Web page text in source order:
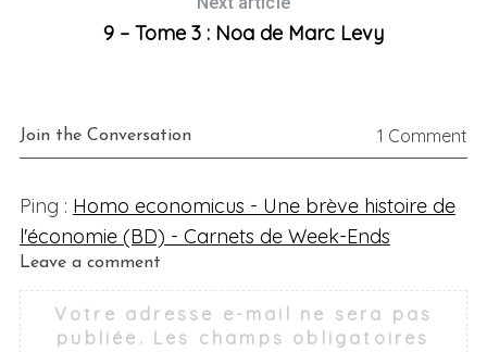
9 – Tome 3 : Noa de Marc Levy
Join the Conversation 1 Comment
Ping : Homo economicus - Une brève histoire de
l'économie (BD) - Carnets de Week-Ends
L
e
a
Leave a comment
Votre adresse e-mail ne sera pas
publiée. Les champs obligatoires